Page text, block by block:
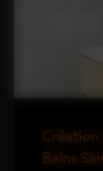
Création
Bains